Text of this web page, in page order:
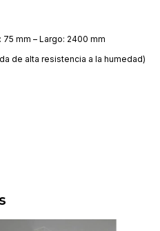
mm – Largo: 2400 mm
de alta resistencia a la humedad)